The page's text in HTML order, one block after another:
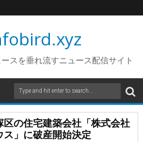
スを垂れ流すニュース配信サイト
区の住宅建築会社「株式会社
ス」に破産開始決定